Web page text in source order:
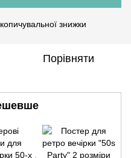
знижки
Порівняти